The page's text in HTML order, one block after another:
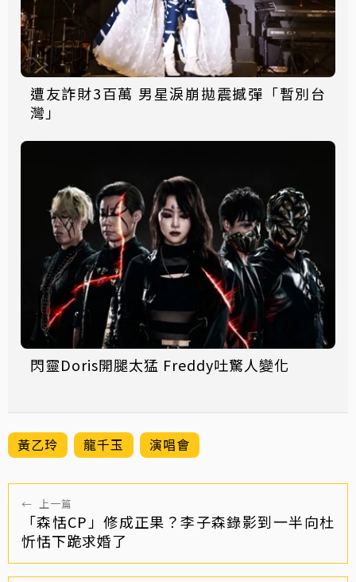
遭友詐財3百萬 男星淚崩拋震撼彈「暫別台
灣」
閃靈Doris開腿太猛 Freddy吐驚人變化
黃乙玲 龍千玉 演唱會
← 上一篇
「森恬CP」修成正果？李子森錄影到一半向杜
忻恬下跪求婚了